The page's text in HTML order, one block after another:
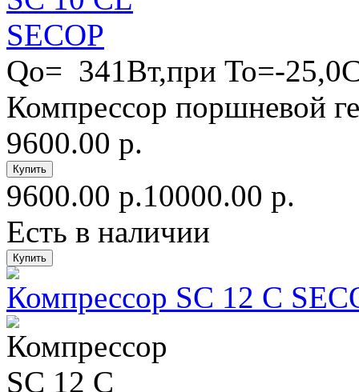
Qo= 341Вт,при То=-
Компрессор поршневой
9600.00 р.
9600.00 р.10000.00 р.
Есть в наличии
Компрессор SC 12 C